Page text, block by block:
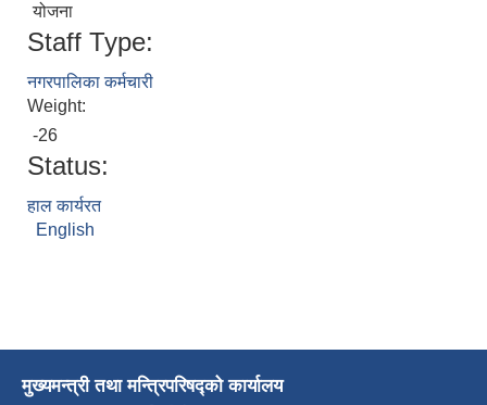
योजना
Staff Type:
नगरपालिका कर्मचारी
Weight:
-26
Status:
हाल कार्यरत
English
मुख्यमन्त्री तथा मन्त्रिपरिषद्को कार्यालय